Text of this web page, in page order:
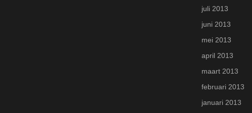
juli 2013
juni 2013
mei 2013
april 2013
maart 2013
februari 2013
januari 2013